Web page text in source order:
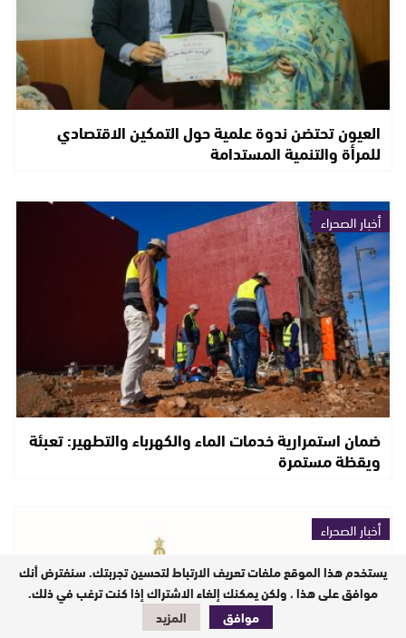
العيون تحتضن ندوة علمية حول التمكين الاقتصادي
للمرأة والتنمية المستدامة
أخبار الصحراء
ضمان استمرارية خدمات الماء والكهرباء والتطهير: تعبئة
ويقظة مستمرة
أخبار الصحراء
يستخدم هذا الموقع ملفات تعريف الارتباط لتحسين تجربتك. سنفترض أنك
موافق على هذا ، ولكن يمكنك إلغاء الاشتراك إذا كنت ترغب في ذلك.
موافق
المزيد